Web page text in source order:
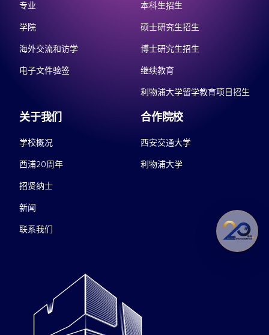
专业
学院
海外交流和访学
电子文件验签
本科生招生
硕士研究生招生
博士研究生招生
继续教育
利物浦大学留学教育项目招生
关于我们
学校概况
西浦20周年
招贤纳士
新闻
联系我们
合作院校
西安交通大学
利物浦大学